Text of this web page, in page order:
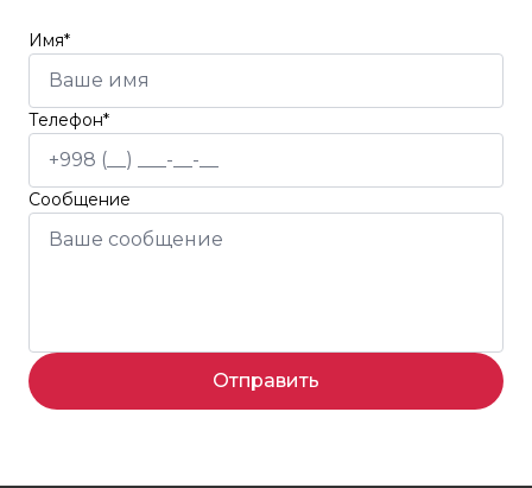
Имя*
Телефон*
Сообщение
Отправить